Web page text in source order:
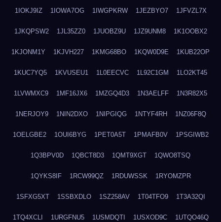
1IOKJ9IZ 1IOWA7OG 1IWGPKRW 1JEZBYO7 1JFVZL7X
1JKQPSW2 1JL35ZZ0 1JUOBZ9U 1JZ9UNM8 1K1OOBX2
1KJONM1Y 1KJVH227 1KMG68BO 1KQW0D9E 1KUB22OP
1KUC7YQ5 1KVUSEU1 1L0EECVC 1L92C1GM 1LO2KT45
1LVWMXC9 1MF16JX6 1MZGQ4D3 1N3AELFF 1N3R82X5
1NERJOY9 1NIN2DXO 1NIPGIQG 1NTYF4RH 1NZ06F8Q
1OELGBE2 1OUI6BYG 1PET0A5T 1PMAFB0V 1PSGIWB2
1Q3BPV0D 1QBCT8D3 1QMT9XGT 1QWO8TSQ
1QYKS8IF 1RCW99QZ 1RDUWSSK 1RYOMZPR
1SFXG5XT 1SSBXDLO 1SZ258AV 1T04TFO9 1T3A32QI
1TQ4XCLI 1URGFNU5 1USMDQTI 1USXOD9C 1UTQO46Q